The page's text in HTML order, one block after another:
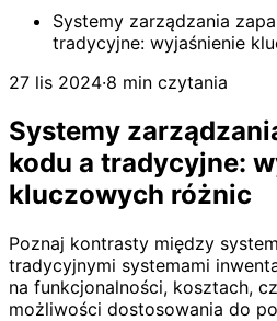
Systemy zarządzania
tradycyjne: wyjaśnienie
27 lis 2024·8 min czytania
Systemy
kodu a tradycyjne:
kluczowych różnic
Poznaj kontrasty między
tradycyjnymi systemami
na funkcjonalności, kosztach,
możliwości dostosowania do